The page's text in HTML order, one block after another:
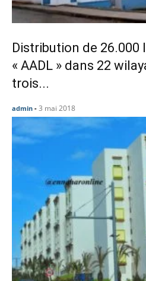
Distribution de 26.000
« AADL » dans 22
trois...
admin - 3 mai 2018